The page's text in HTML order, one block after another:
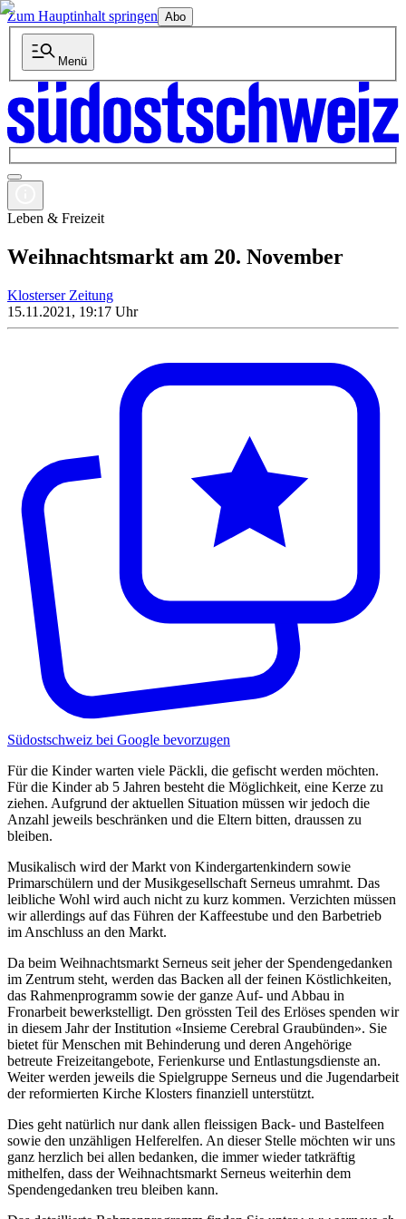
Zum Hauptinhalt springen Abo
Menü
Leben & Freizeit
Weihnachtsmarkt am 20. November
Klosterser Zeitung
15.11.2021, 19:17 Uhr
Südostschweiz bei Google bevorzugen
Für die Kinder warten viele Päckli, die gefischt werden möchten.
Für die Kinder ab 5 Jahren besteht die Möglichkeit, eine Kerze zu
ziehen. Aufgrund der aktuellen Situation müssen wir jedoch die
Anzahl jeweils beschränken und die Eltern bitten, draussen zu
bleiben.
Musikalisch wird der Markt von Kindergartenkindern sowie
Primarschülern und der Musikgesellschaft Serneus umrahmt. Das
leibliche Wohl wird auch nicht zu kurz kommen. Verzichten müssen
wir allerdings auf das Führen der Kaffeestube und den Barbetrieb
im Anschluss an den Markt.
Da beim Weihnachtsmarkt Serneus seit jeher der Spendengedanken
im Zentrum steht, werden das Backen all der feinen Köstlichkeiten,
das Rahmenprogramm sowie der ganze Auf- und Abbau in
Fronarbeit bewerkstelligt. Den grössten Teil des Erlöses spenden wir
in diesem Jahr der Institution «Insieme Cerebral Graubünden». Sie
bietet für Menschen mit ­Behinderung und deren Angehörige
betreute Freizeitangebote, Ferienkurse und Entlastungsdienste an.
Weiter werden jeweils die Spielgruppe Serneus und die Jugendarbeit
der reformierten Kirche Klosters finanziell unterstützt.
Dies geht natürlich nur dank allen fleissigen Back- und Bastelfeen
sowie den unzähligen Helferelfen. An dieser Stelle möchten wir uns
ganz herzlich bei allen bedanken, die immer wieder tatkräftig
mithelfen, dass der Weihnachtsmarkt Serneus weiterhin dem
Spendengedanken treu bleiben kann.